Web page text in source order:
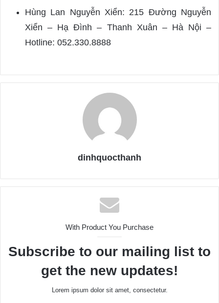
Hùng Lan Nguyễn Xiển: 215 Đường Nguyễn
Xiển – Hạ Đình – Thanh Xuân – Hà Nội –
Hotline: 052.330.8888
dinhquocthanh
With Product You Purchase
Subscribe to our mailing list to
get the new updates!
Lorem ipsum dolor sit amet, consectetur.